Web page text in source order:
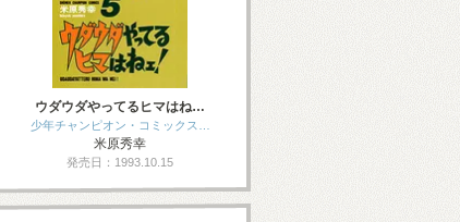
ウダウダやってるヒマはね…
少年チャンピオン・コミックス…
米原秀幸
発売日：1993.10.15